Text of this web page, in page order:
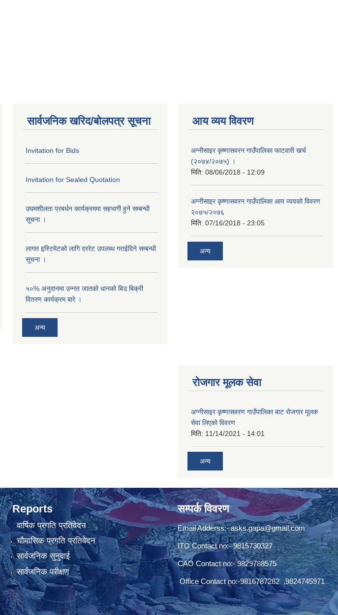
सार्वजनिक खरिद/बोलपत्र सूचना
Invitation for Bids
Invitation for Sealed Quotation
उघमशीलता प्रबर्धन कार्यक्रममा सहभागी हुने सम्बन्धी
सूचना ।
लागत इस्टिमेटको लागि दररेट उपलब्ध गराईदिने सम्बन्धी
सूचना ।
५०% अनुदानमा उन्नत जातको धानको बिउ बिक्री
वितरण कार्यक्रम बारे ।
अन्य
आय व्यय विवरण
अग्नीसाइर कृष्णासवरन गाउँपालिका फाटवारी खर्च
(२०७४/२०७५) ।
मिति: 08/06/2018 - 12:09
अग्नीसाइर कृष्णासवरन गाउँपालिका आय व्ययको विवरण
२०७५/२०७६
मिति: 07/16/2018 - 23:05
अन्य
रोजगार मूलक सेवा
अग्नीसाइर कृष्णासवरण गाउँपालिका बाट रोजगार मूलक
सेवा लिएको विवरण
मिति: 11/14/2021 - 14:01
अन्य
Reports
वार्षिक प्रगति प्रतिवेदन
चौमासिक प्रगति प्रतिवेदन
सार्वजनिक सुनुवाई
सार्वजनिक परीक्षण
सम्पर्क विवरण
Email Adderss:-asks.gapa@gmail.com
ITO Contact no:- 9815730327
CAO Contact no:- 9829788575
Office Contact no:-9816787282 ,9824745971